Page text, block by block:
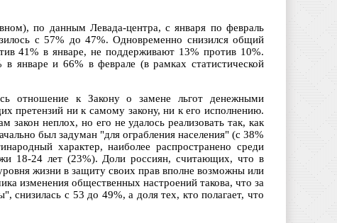
по данным Левада-центра, с января по февраль
с 57% до 47%. Одновременно снизился общий
41% в январе, не поддерживают 13% против 10%.
январе и 66% в феврале (в рамках статистической
отношение к Закону о замене льгот денежными
претензий ни к самому закону, ни к его исполнению.
неплох, но его не удалось реализовать так, как
был задуман "для ограбления населения" (с 38%
характер, наиболее распространено среди
18-24 лет (23%). Доли россиян, считающих, что в
жизни в защиту своих прав вполне возможны или
изменения общественных настроений такова, что за
снизилась с 53 до 49%, а доля тех, кто полагает, что